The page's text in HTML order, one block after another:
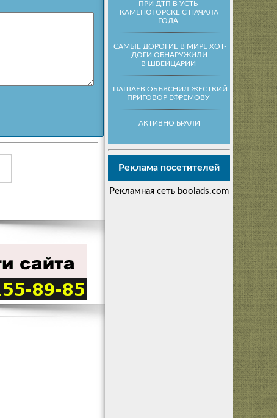
ПРИ ДТП В УСТЬ-
КАМЕНОГОРСКЕ С НАЧАЛА
ГОДА
САМЫЕ ДОРОГИЕ В МИРЕ ХОТ-
ДОГИ ОБНАРУЖИЛИ
В ШВЕЙЦАРИИ
ПАШАЕВ ОБЪЯСНИЛ ЖЕСТКИЙ
ПРИГОВОР ЕФРЕМОВУ
АКТИВНО БРАЛИ
Реклама посетителей
Рекламная сеть boolads.com